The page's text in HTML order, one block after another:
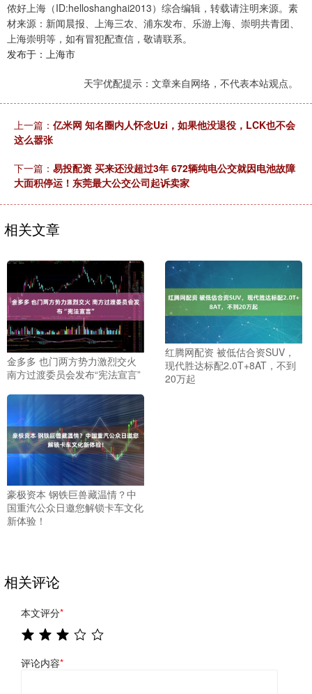
侬好上海（ID:helloshanghai2013）综合编辑，转载请注明来源。素
材来源：新闻晨报、上海三农、浦东发布、乐游上海、崇明共青团、
上海崇明等，如有冒犯配查信，敬请联系。
发布于：上海市
天宇优配提示：文章来自网络，不代表本站观点。
上一篇： 亿米网 知名圈内人怀念Uzi，如果他没退役，LCK也不会
这么嚣张
下一篇： 易投配资 买来还没超过3年 672辆纯电公交就因电池故障
大面积停运！东莞最大公交公司起诉卖家
相关文章
金多多 也门两方势力激烈交火
南方过渡委员会发布“宪法宣言”
红腾网配资 被低估合资SUV，
现代胜达标配2.0T+8AT，不到
20万起
豪极资本 钢铁巨兽藏温情？中
国重汽公众日邀您解锁卡车文化
新体验！
相关评论
本文评分*
评论内容*